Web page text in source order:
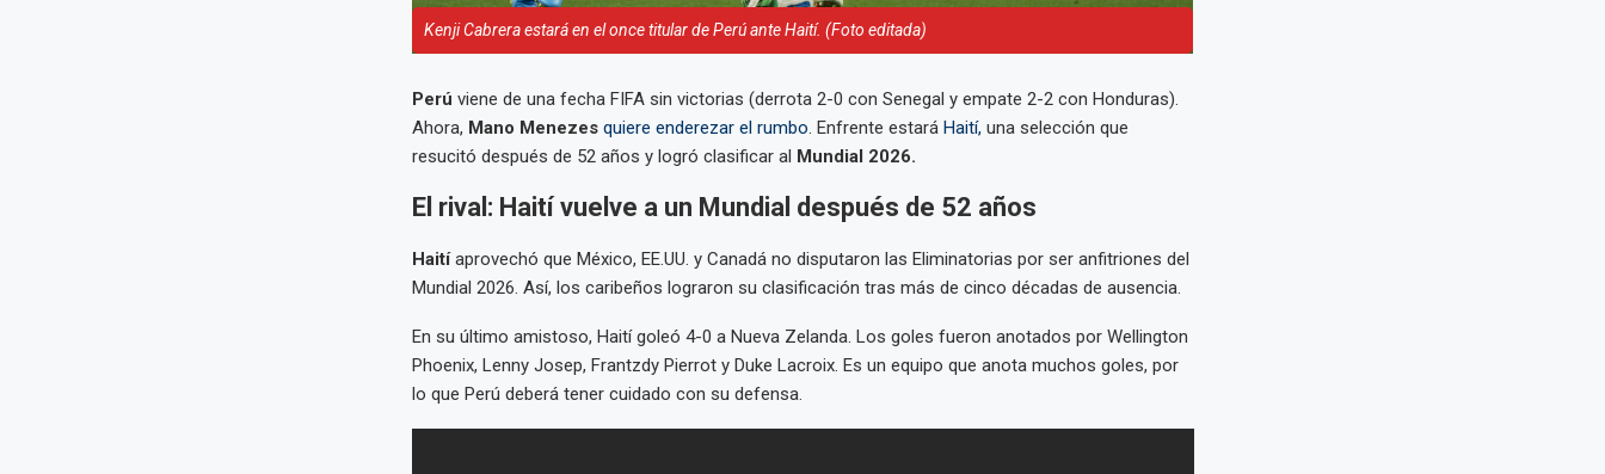
Kenji Cabrera estará en el once titular de Perú ante Haití. (Foto editada)
Perú viene de una fecha FIFA sin victorias (derrota 2-0 con Senegal y empate 2-2 con Honduras).
Ahora, Mano Menezes quiere enderezar el rumbo. Enfrente estará Haití,una selección que
resucitó después de 52 años y logró clasificar al Mundial 2026.
El rival: Haití vuelve a un Mundial después de 52 años
Haitíaprovechó que México, EE.UU. y Canadá no disputaron las Eliminatorias por ser anfitriones del
Mundial 2026. Así, los caribeños lograron su clasificación tras más de cinco décadas de ausencia.
En su último amistoso, Haití goleó 4-0 a Nueva Zelanda. Los goles fueron anotados por Wellington
Phoenix, Lenny Josep, Frantzdy Pierrot y Duke Lacroix. Es un equipo que anota muchos goles, por
lo que Perú deberá tener cuidado con su defensa.